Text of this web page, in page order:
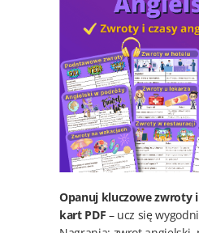
Opanuj kluczowe zwroty i
kart PDF – ucz się